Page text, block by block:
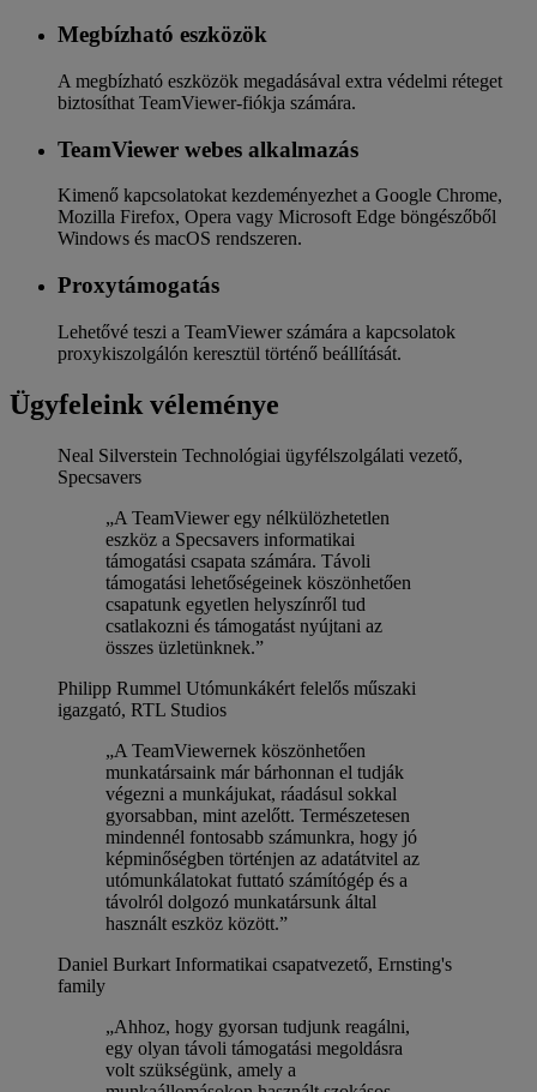
Megbízható eszközök
A megbízható eszközök megadásával extra védelmi réteget
biztosíthat TeamViewer-fiókja számára.
TeamViewer webes alkalmazás
Kimenő kapcsolatokat kezdeményezhet a Google Chrome,
Mozilla Firefox, Opera vagy Microsoft Edge böngészőből
Windows és macOS rendszeren.
Proxytámogatás
Lehetővé teszi a TeamViewer számára a kapcsolatok
proxykiszolgálón keresztül történő beállítását.
Ügyfeleink véleménye
Neal Silverstein Technológiai ügyfélszolgálati vezető,
Specsavers
„A TeamViewer egy nélkülözhetetlen
eszköz a Specsavers informatikai
támogatási csapata számára. Távoli
támogatási lehetőségeinek köszönhetően
csapatunk egyetlen helyszínről tud
csatlakozni és támogatást nyújtani az
összes üzletünknek.”
Philipp Rummel Utómunkákért felelős műszaki
igazgató, RTL Studios
„A TeamViewernek köszönhetően
munkatársaink már bárhonnan el tudják
végezni a munkájukat, ráadásul sokkal
gyorsabban, mint azelőtt. Természetesen
mindennél fontosabb számunkra, hogy jó
képminőségben történjen az adatátvitel az
utómunkálatokat futtató számítógép és a
távolról dolgozó munkatársunk által
használt eszköz között.”
Daniel Burkart Informatikai csapatvezető, Ernsting's
family
„Ahhoz, hogy gyorsan tudjunk reagálni,
egy olyan távoli támogatási megoldásra
volt szükségünk, amely a